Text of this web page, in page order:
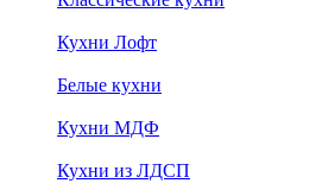
Кухни Лофт
Белые кухни
Кухни МДФ
Кухни из ЛДСП